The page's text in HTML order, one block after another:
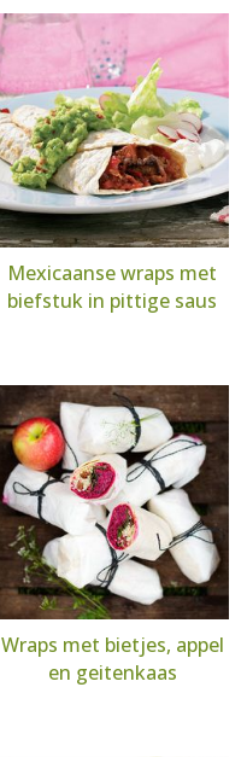
Mexicaanse wraps met
biefstuk in pittige saus
Wraps met bietjes, appel
en geitenkaas